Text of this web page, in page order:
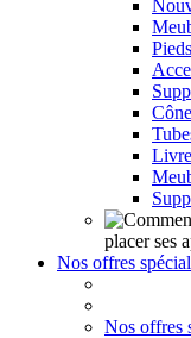
placer ses
Nos offres
Nos offres